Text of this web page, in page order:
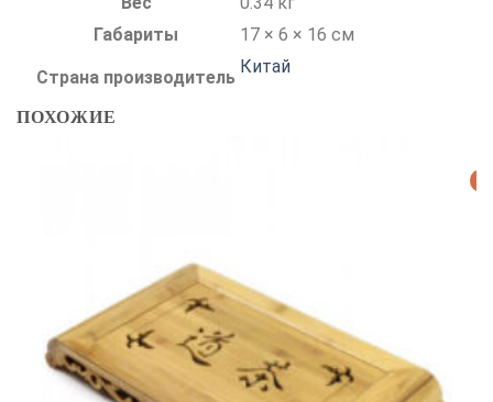
Габариты
17 × 6 × 16 см
Страна производитель
Китай
ПОХОЖИЕ